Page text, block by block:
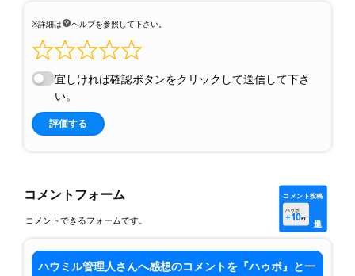
※詳細は ヘルプを参照して下さい。
宜しければ確認ボタンをクリックして送信して下さ
い。
評価する
コメントフォーム
コメントできるフォームです。
コメント投稿
ハゥポ
+10PT
ハウミル管理人さんへ感想のコメントを『ハゥポ』と一